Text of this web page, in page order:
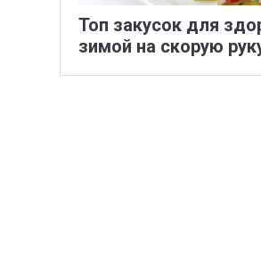
Топ закусок для
зимой на скорую